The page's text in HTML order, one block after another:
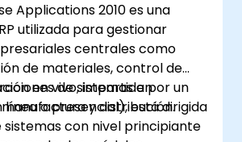
Applications 2010 es una
utilizada para gestionar
centrales como
de materiales, control de
de sistemas en
y distribución.
en vivo, impartida por un
o presencial), está dirigida
sistemas con nivel principiante